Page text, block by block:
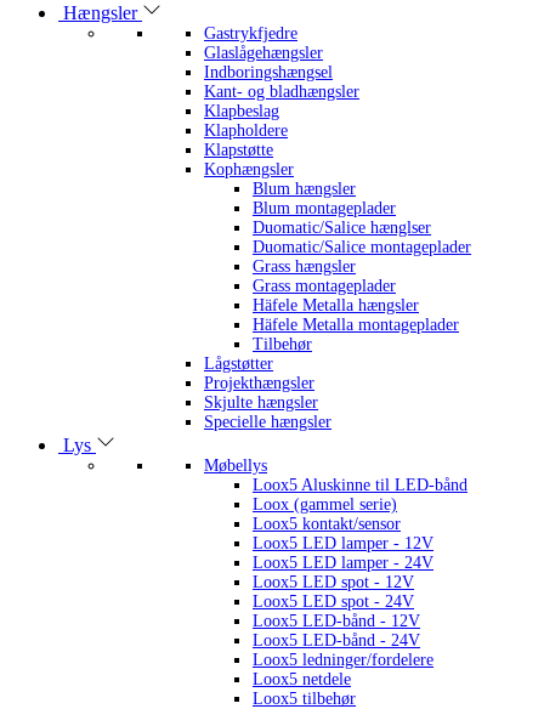
Hængsler
Gastrykfjedre
Glaslågehængsler
Indboringshængsel
Kant- og bladhængsler
Klapbeslag
Klapholdere
Klapstøtte
Kophængsler
Blum hængsler
Blum montageplader
Duomatic/Salice hænglser
Duomatic/Salice montageplader
Grass hængsler
Grass montageplader
Häfele Metalla hængsler
Häfele Metalla montageplader
Tilbehør
Lågstøtter
Projekthængsler
Skjulte hængsler
Specielle hængsler
Lys
Møbellys
Loox5 Aluskinne til LED-bånd
Loox (gammel serie)
Loox5 kontakt/sensor
Loox5 LED lamper - 12V
Loox5 LED lamper - 24V
Loox5 LED spot - 12V
Loox5 LED spot - 24V
Loox5 LED-bånd - 12V
Loox5 LED-bånd - 24V
Loox5 ledninger/fordelere
Loox5 netdele
Loox5 tilbehør